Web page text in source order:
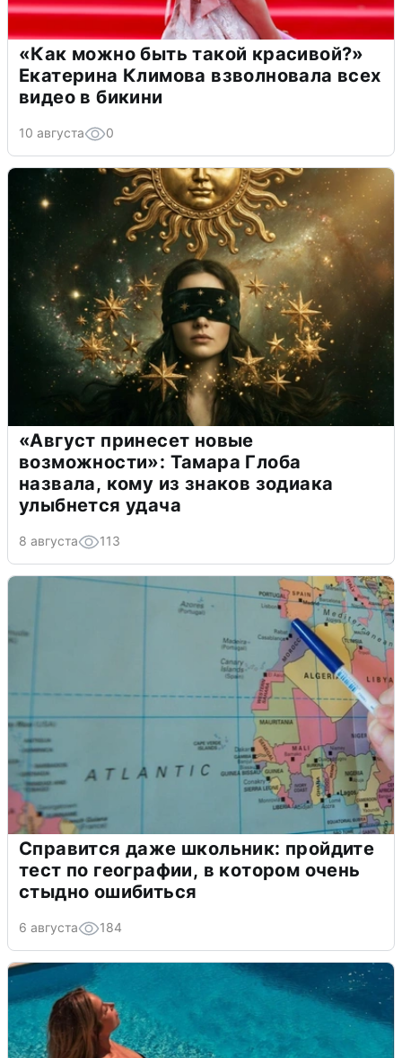
«Как можно быть такой красивой?»
Екатерина Климова взволновала всех
видео в бикини
10 августа 0
«Август принесет новые
возможности»: Тамара Глоба
назвала, кому из знаков зодиака
улыбнется удача
8 августа 113
Справится даже школьник: пройдите
тест по географии, в котором очень
стыдно ошибиться
6 августа 184